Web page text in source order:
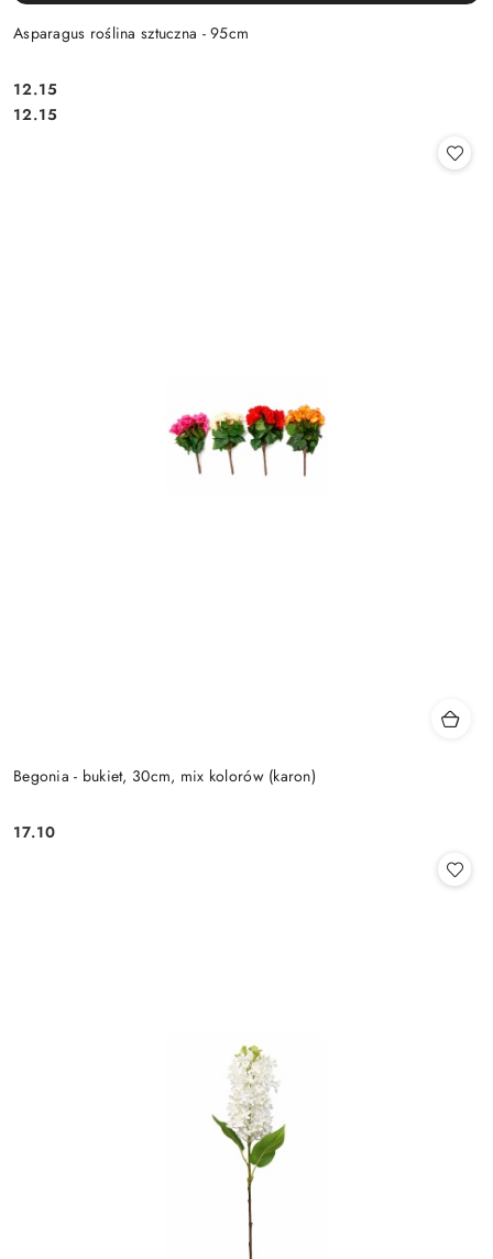
Asparagus roślina sztuczna - 95cm
Cena:
12.15
Cena:
12.15
Begonia - bukiet, 30cm, mix kolorów (karon)
Cena:
17.10